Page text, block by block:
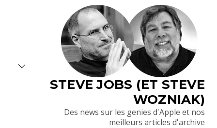
STEVE JOBS (ET STEVE
WOZNIAK)
Des news sur les genies d'Apple et nos
meilleurs articles d'archive